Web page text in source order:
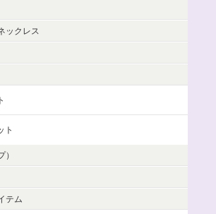
ックレス
ト
）
テム